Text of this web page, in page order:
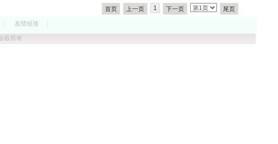
首页 上一页 1 下一页 尾页
权所有
友情链接